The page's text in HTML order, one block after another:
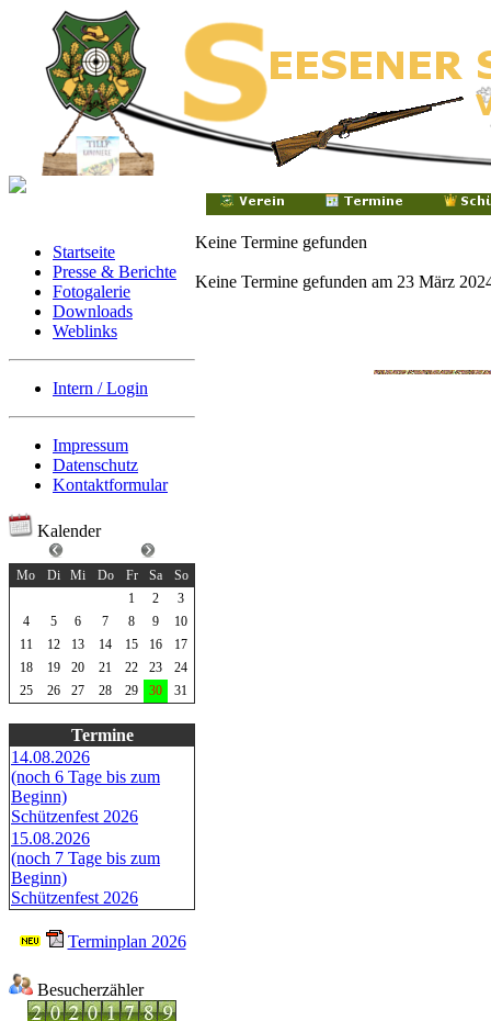
Startseite
Presse & Berichte
Fotogalerie
Downloads
Weblinks
Intern / Login
Impressum
Datenschutz
Kontaktformular
Kalender
Mo
Di Mi Do Fr Sa
So
1
2
3
4
5 6 7 8 9
10
11
12 13 14 15 16
17
18
19 20 21 22 23
24
25
26 27 28 29 30 31
Termine
14.08.2026
(noch 6 Tage bis zum
Beginn)
Schützenfest 2026
15.08.2026
(noch 7 Tage bis zum
Beginn)
Schützenfest 2026
Terminplan 2026
Besucherzähler
Keine Termine gefunden
Keine Termine gefunden am 23 März